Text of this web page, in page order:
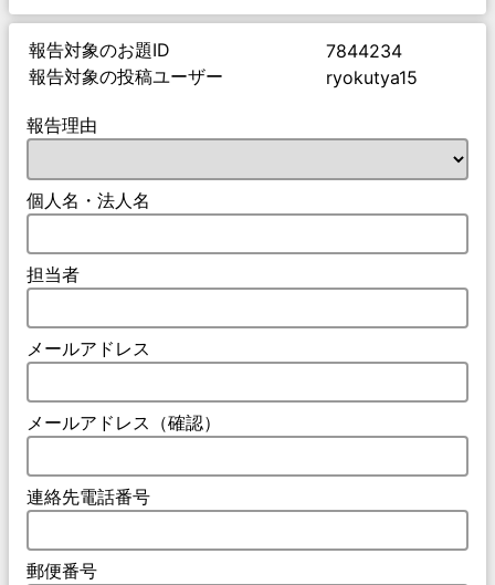
報告対象のお題ID
7844234
報告対象の投稿ユーザー
ryokutya15
報告理由
個人名・法人名
担当者
メールアドレス
メールアドレス（確認）
連絡先電話番号
郵便番号